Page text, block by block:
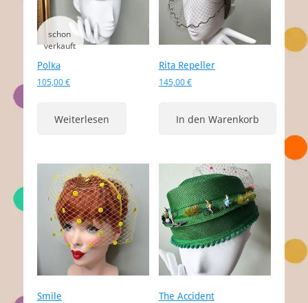
Polka
105,00€
Weiterlesen
Rita Repeller
145,00€
In den Warenkorb
Smile The Accident